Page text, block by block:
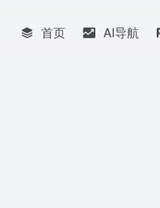
首页 AI导航